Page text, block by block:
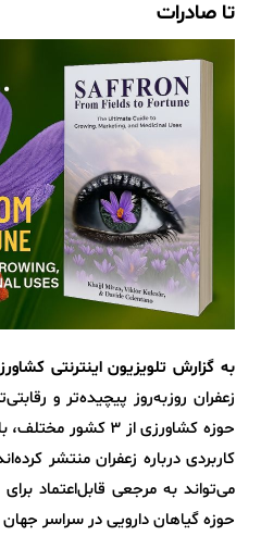
تا صادرات
به گزارش تلویزیون اینترنتی
حوزه کشاورزی از 3
کاربردی درباره زعفران منتشر
می‌تواند به مرجعی قابل‌اعتماد برای
حوزه گیاهان دارویی در سراسر